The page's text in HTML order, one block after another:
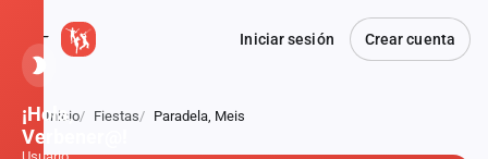
Iniciar sesión Crear cuenta
Atrás
Inicio Fiestas Paradela, Meis
¡Hola,
Verbener@!